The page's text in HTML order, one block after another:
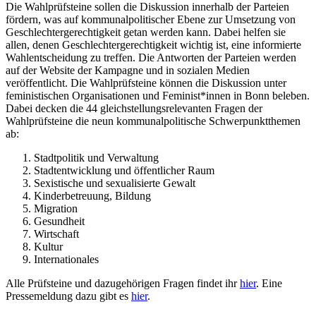
Die Wahlprüfsteine sollen die Diskussion innerhalb der Parteien
fördern, was auf kommunalpolitischer Ebene zur Umsetzung von
Geschlechtergerechtigkeit getan werden kann. Dabei helfen sie
allen, denen Geschlechtergerechtigkeit wichtig ist, eine informierte
Wahlentscheidung zu treffen. Die Antworten der Parteien werden
auf der Website der Kampagne und in sozialen Medien
veröffentlicht. Die Wahlprüfsteine können die Diskussion unter
feministischen Organisationen und Feminist*innen in Bonn beleben.
Dabei decken die 44 gleichstellungsrelevanten Fragen der
Wahlprüfsteine die neun kommunalpolitische Schwerpunktthemen
ab:
Stadtpolitik und Verwaltung
Stadtentwicklung und öffentlicher Raum
Sexistische und sexualisierte Gewalt
Kinderbetreuung, Bildung
Migration
Gesundheit
Wirtschaft
Kultur
Internationales
Alle Prüfsteine und dazugehörigen Fragen findet ihrhier. Eine
Pressemeldung dazu gibt es hier.